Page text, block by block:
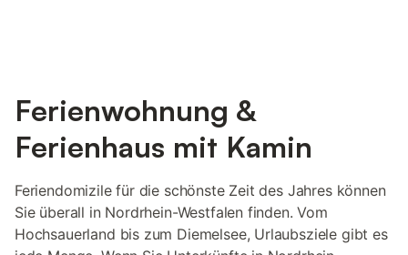
Ferienwohnung &
Ferienhaus mit Kamin
Feriendomizile für die schönste Zeit des Jahres können
Sie überall in Nordrhein-Westfalen finden. Vom
Hochsauerland bis zum Diemelsee, Urlaubsziele gibt es